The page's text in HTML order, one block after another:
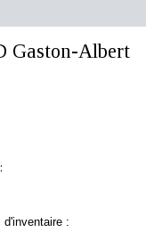
Gaston-Albert
d'inventaire :